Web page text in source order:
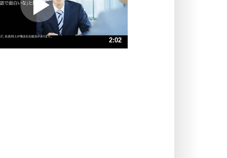
しないから。
ポジティブ思考になる30の方法
ストレス対策
2:02